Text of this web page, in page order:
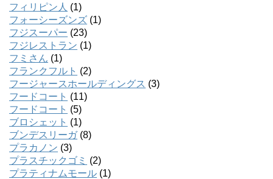
フィリピン人 (1)
フォーシーズンズ (1)
フジスーパー (23)
フジレストラン (1)
フミさん (1)
フランクフルト (2)
フージャースホールディングス (3)
フードコート (11)
フードコート (5)
ブロシェット (1)
ブンデスリーガ(8)
プラカノン (3)
プラスチックゴミ (2)
プラティナムモール (1)